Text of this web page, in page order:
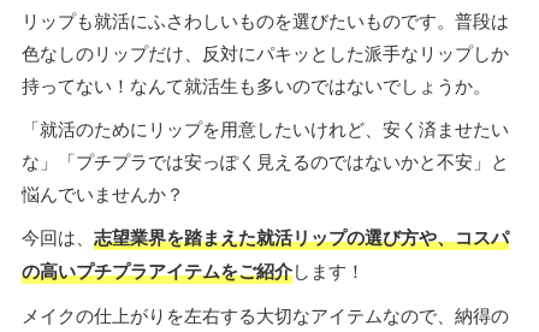
リップも就活にふさわしいものを選びたいものです。普段は
色なしのリップだけ、反対にパキッとした派手なリップしか
持ってない！なんて就活生も多いのではないでしょうか。
「就活のためにリップを用意したいけれど、安く済ませたい
な」「プチプラでは安っぽく見えるのではないかと不安」と
悩んでいませんか？
今回は、 志望業界を踏まえた就活リップの選び方や、コスパ
の高いプチプラアイテムをご紹介します！
メイクの仕上がりを左右する大切なアイテムなので、納得の